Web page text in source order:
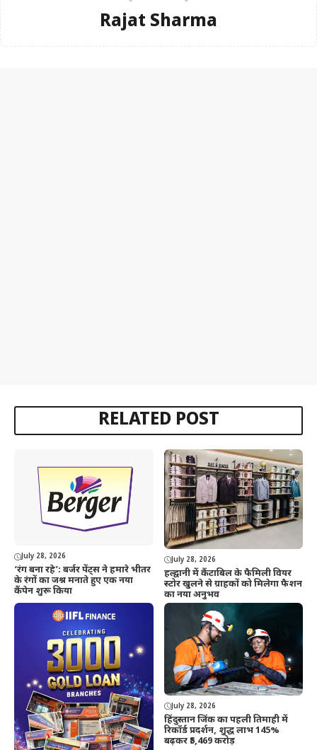
Rajat Sharma
RELATED POST
July 28, 2026
‘रंग बना रहे’: बर्जर पेंट्स ने हमारे भीतर
के रंगों का जश्न मनाते हुए एक नया
कैंपेन शुरू किया
July 28, 2026
हल्द्वानी में कैंटाबिल के फैमिली वियर
स्टोर खुलने से ग्राहकों को मिलेगा फैशन
का नया अनुभव
July 28, 2026
हिंदुस्तान जिंक का पहली तिमाही में
रिकॉर्ड प्रदर्शन, शुद्ध लाभ 145%
बढ़कर ₹5,469 करोड़